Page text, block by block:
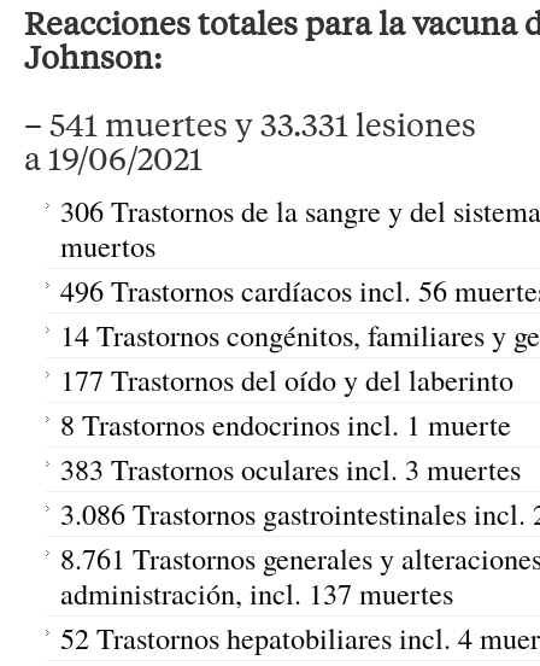
Reacciones totales para la vacuna
Johnson:
– 541 muertes y 33.331 lesiones
a 19/06/2021
306 Trastornos de la sangre y del
muertos
496 Trastornos cardíacos incl. 56
14 Trastornos congénitos, familiares y
177 Trastornos del oído y del laberinto
8 Trastornos endocrinos incl. 1 muerte
383 Trastornos oculares incl. 3 muertes
3.086 Trastornos gastrointestinales incl.
8.761 Trastornos generales y
administración, incl. 137 muertes
52 Trastornos hepatobiliares incl. 4